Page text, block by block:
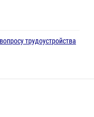
трудоустройства
31 ракетной